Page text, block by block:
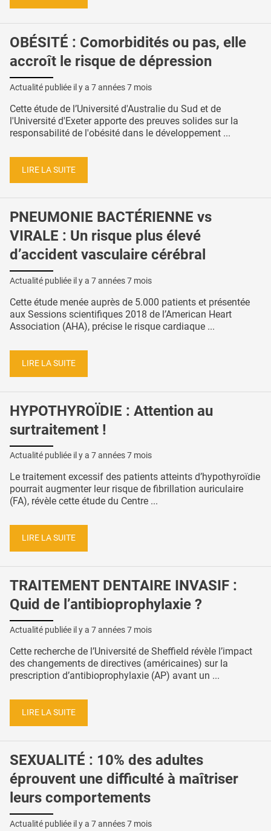
OBÉSITÉ : Comorbidités ou pas, elle
accroît le risque de dépression
Actualité publiée il y a 7 années 7 mois
Cette étude de l’Université d'Australie du Sud et de
l'Université d'Exeter apporte des preuves solides sur la
responsabilité de l'obésité dans le développement ...
LIRE LA SUITE
PNEUMONIE BACTÉRIENNE vs
VIRALE : Un risque plus élevé
d’accident vasculaire cérébral
Actualité publiée il y a 7 années 7 mois
Cette étude menée auprès de 5.000 patients et présentée
aux Sessions scientifiques 2018 de l’American Heart
Association (AHA), précise le risque cardiaque ...
LIRE LA SUITE
HYPOTHYROÏDIE : Attention au
surtraitement !
Actualité publiée il y a 7 années 7 mois
Le traitement excessif des patients atteints d’hypothyroïdie
pourrait augmenter leur risque de fibrillation auriculaire
(FA), révèle cette étude du Centre ...
LIRE LA SUITE
TRAITEMENT DENTAIRE INVASIF :
Quid de l’antibioprophylaxie ?
Actualité publiée il y a 7 années 7 mois
Cette recherche de l’Université de Sheffield révèle l’impact
des changements de directives (américaines) sur la
prescription d’antibioprophylaxie (AP) avant un ...
LIRE LA SUITE
SEXUALITÉ : 10% des adultes
éprouvent une difficulté à maîtriser
leurs comportements
Actualité publiée il y a 7 années 7 mois